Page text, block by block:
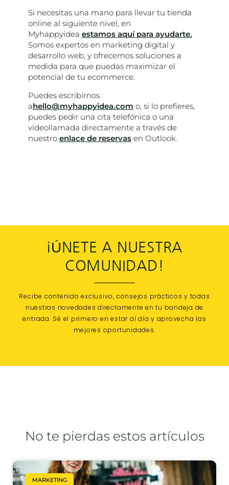
Si necesitas una mano para llevar tu tienda
online al siguiente nivel, en
Myhappyidea estamos aquí para ayudarte.
Somos expertos en marketing digital y
desarrollo web, y ofrecemos soluciones a
medida para que puedas maximizar el
potencial de tu ecommerce.
Puedes escribirnos
ahello@myhappyidea.com o, si lo prefieres,
puedes pedir una cita telefónica o una
videollamada directamente a través de
nuestro enlace de reservasen Outlook.
¡ÚNETE A NUESTRA
COMUNIDAD!
Recibe contenido exclusivo, consejos prácticos y todas
nuestras novedades directamente en tu bandeja de
entrada. Sé el primero en estar al día y aprovecha las
mejores oportunidades.
No te pierdas estos artículos
MARKETING